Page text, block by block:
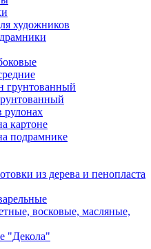
художников
грунтованный
рулонах
картоне
подрамнике
из дерева и пенопласта
восковые, масляные,
"Декола"